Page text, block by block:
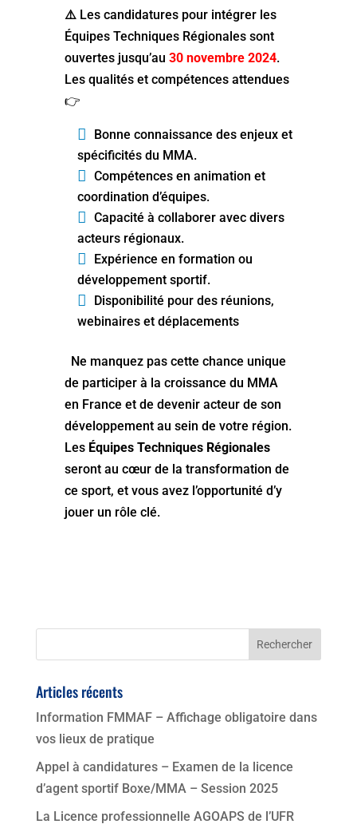
⚠️ Les candidatures pour intégrer les
Équipes Techniques Régionales sont
ouvertes jusqu’au 30 novembre 2024.
Les qualités et compétences attendues
👉
Bonne connaissance des enjeux et
spécificités du MMA.
Compétences en animation et
coordination d’équipes.
Capacité à collaborer avec divers
acteurs régionaux.
Expérience en formation ou
développement sportif.
Disponibilité pour des réunions,
webinaires et déplacements
Ne manquez pas cette chance unique
de participer à la croissance du MMA
en France et de devenir acteur de son
développement au sein de votre région.
Les Équipes Techniques Régionales
seront au cœur de la transformation de
ce sport, et vous avez l’opportunité d’y
jouer un rôle clé.
Articles récents
Information FMMAF – Affichage obligatoire dans
vos lieux de pratique
Appel à candidatures – Examen de la licence
d’agent sportif Boxe/MMA – Session 2025
La Licence professionnelle AGOAPS de l’UFR